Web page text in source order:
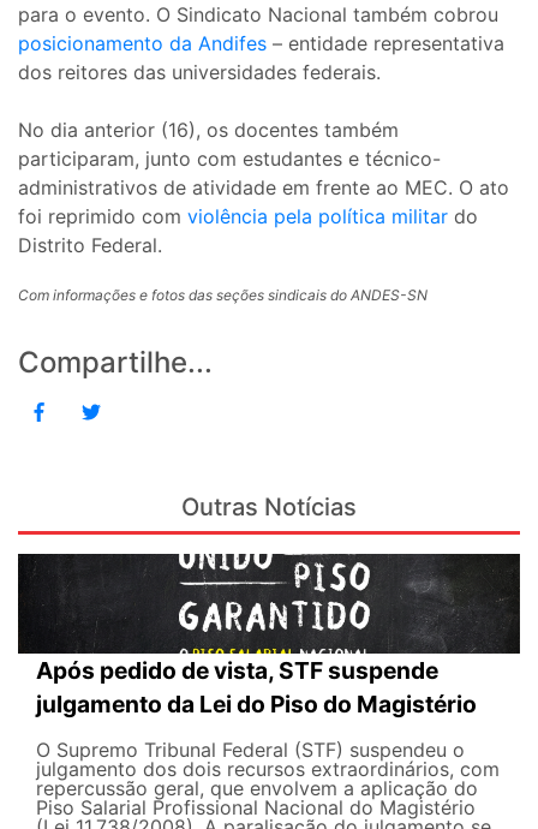
para o evento. O Sindicato Nacional também cobrou
posicionamento da Andifes – entidade representativa
dos reitores das universidades federais.
No dia anterior (16), os docentes também
participaram, junto com estudantes e técnico-
administrativos de atividade em frente ao MEC. O ato
foi reprimido com violência pela política militar do
Distrito Federal.
Com informações e fotos das seções sindicais do ANDES-SN
Compartilhe...
Outras Notícias
Após pedido de vista, STF suspende
julgamento da Lei do Piso do Magistério
O Supremo Tribunal Federal (STF) suspendeu o
julgamento dos dois recursos extraordinários, com
repercussão geral, que envolvem a aplicação do
Piso Salarial Profissional Nacional do Magistério